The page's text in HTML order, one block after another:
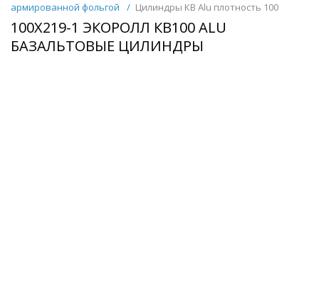
армированной фольгой
/ Цилиндры КВ Alu плотность 100
100Х219-1 ЭКОРОЛЛ КВ100 ALU
БАЗАЛЬТОВЫЕ ЦИЛИНДРЫ